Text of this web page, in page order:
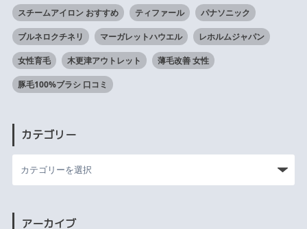
スチームアイロン おすすめ ティファール パナソニック
ブルネロクチネリ マーガレットハウエル レホルムジャパン
女性育毛 木更津アウトレット 薄毛改善 女性
豚毛100%ブラシ 口コミ
カテゴリー
アーカイブ